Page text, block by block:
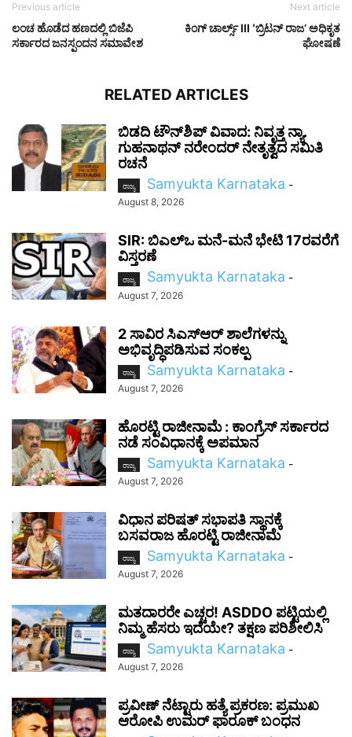
Previous article
ಲಂಚ ಹೊಡೆದ ಹಣದಲ್ಲಿ ಬಿಜೆಪಿ
ಸರ್ಕಾರದ ಜನಸ್ಪಂದನ ಸಮಾವೇಶ
Next article
ಕಿಂಗ್ ಚಾರ್ಲ್ಸ್ III ʻಬ್ರಿಟನ್‌ ರಾಜʼ ಅಧಿಕೃತ
ಘೋಷಣೆ
RELATED ARTICLES
ಬಿಡದಿ ಟೌನ್‌ಶಿಪ್ ವಿವಾದ: ನಿವೃತ್ತ ನ್ಯಾ.
ಗುಹನಾಥನ್ ನರೇಂದರ್ ನೇತೃತ್ವದ ಸಮಿತಿ
ರಚನೆ
ರಾಜ್ಯ Samyukta Karnataka -
August 8, 2026
SIR: ಬಿಎಲ್ಒ ಮನೆ-ಮನೆ ಭೇಟಿ 17ರವರೆಗೆ
ವಿಸ್ತರಣೆ
ರಾಜ್ಯ Samyukta Karnataka -
August 7, 2026
2 ಸಾವಿರ ಸಿಎಸ್‌ಆರ್ ಶಾಲೆಗಳನ್ನು
ಅಭಿವೃದ್ಧಿಪಡಿಸುವ ಸಂಕಲ್ಪ
ರಾಜ್ಯ Samyukta Karnataka -
August 7, 2026
ಹೊರಟ್ಟಿ ರಾಜೀನಾಮೆ : ಕಾಂಗ್ರೆಸ್ ಸರ್ಕಾರದ
ನಡೆ ಸಂವಿಧಾನಕ್ಕೆ ಅಪಮಾನ
ರಾಜ್ಯ Samyukta Karnataka -
August 7, 2026
ವಿಧಾನ ಪರಿಷತ್ ಸಭಾಪತಿ ಸ್ಥಾನಕ್ಕೆ
ಬಸವರಾಜ ಹೊರಟ್ಟಿ ರಾಜೀನಾಮೆ
ರಾಜ್ಯ Samyukta Karnataka -
August 7, 2026
ಮತದಾರರೇ ಎಚ್ಚರ! ASDDO ಪಟ್ಟಿಯಲ್ಲಿ
ನಿಮ್ಮ ಹೆಸರು ಇದೆಯೇ? ತಕ್ಷಣ ಪರಿಶೀಲಿಸಿ
ರಾಜ್ಯ Samyukta Karnataka -
August 7, 2026
ಪ್ರವೀಣ್ ನೆಟ್ಟಾರು ಹತ್ಯೆ ಪ್ರಕರಣ: ಪ್ರಮುಖ
ಆರೋಪಿ ಉಮರ್ ಫಾರೂಕ್ ಬಂಧನ